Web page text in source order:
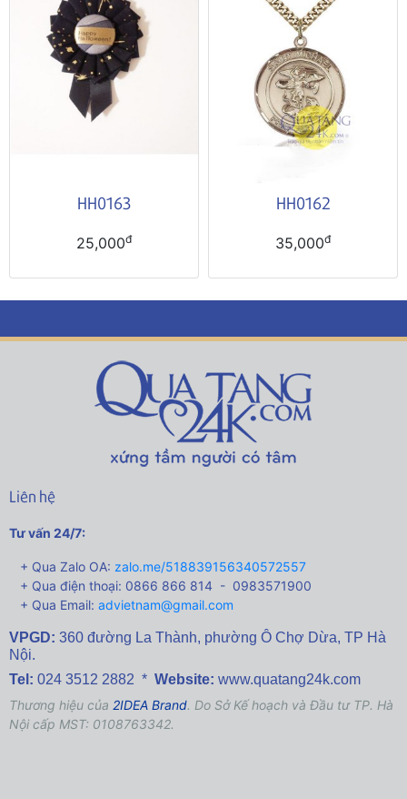
HH0163
25,000đ
HH0162
35,000đ
Liên hệ
Tư vấn 24/7:
+ Qua Zalo OA: zalo.me/518839156340572557
+ Qua điện thoại: 0866 866 814 - 0983571900
+ Qua Email: advietnam@gmail.com
VPGD: 360 đường La Thành, phường Ô Chợ Dừa, TP Hà
Nội.
Tel: 024 3512 2882 * Website: www.quatang24k.com
Thương hiệu của 2IDEA Brand. Do Sở Kế hoạch và Đầu tư TP. Hà
Nội cấp MST: 0108763342.